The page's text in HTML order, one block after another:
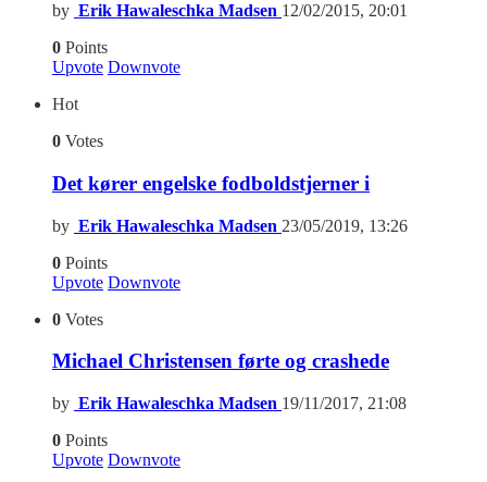
by Erik Hawaleschka Madsen 12/02/2015, 20:01
0 Points
Upvote Downvote
Hot
0 Votes
Det kører engelske fodboldstjerner i
by Erik Hawaleschka Madsen 23/05/2019, 13:26
0 Points
Upvote Downvote
0 Votes
Michael Christensen førte og crashede
by Erik Hawaleschka Madsen 19/11/2017, 21:08
0 Points
Upvote Downvote